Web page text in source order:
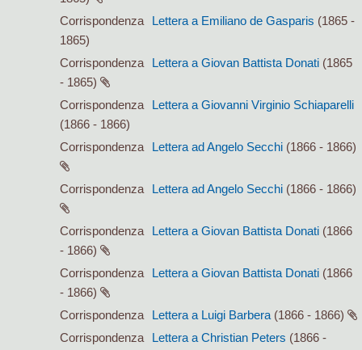
Corrispondenza
Lettera a Emiliano de Gasparis (1865 -
1865)
Corrispondenza
Lettera a Giovan Battista Donati (1865
- 1865)
Corrispondenza
Lettera a Giovanni Virginio Schiaparelli
(1866 - 1866)
Corrispondenza
Lettera ad Angelo Secchi (1866 - 1866)
Corrispondenza Lettera ad Angelo Secchi (1866 - 1866)
Corrispondenza Lettera a Giovan Battista Donati (1866
- 1866)
Corrispondenza
Lettera a Giovan Battista Donati (1866
- 1866)
Corrispondenza
Lettera a Luigi Barbera (1866 - 1866)
Corrispondenza
Lettera a Christian Peters (1866 -